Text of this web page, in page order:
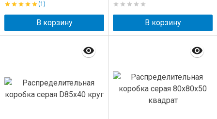
(1)
В корзину В корзину